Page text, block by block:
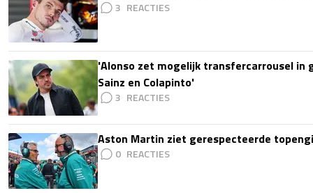
3
'Alonso zet mogelijk transfercarrousel in
Sainz en Colapinto'
3
Aston Martin ziet gerespecteerde
0